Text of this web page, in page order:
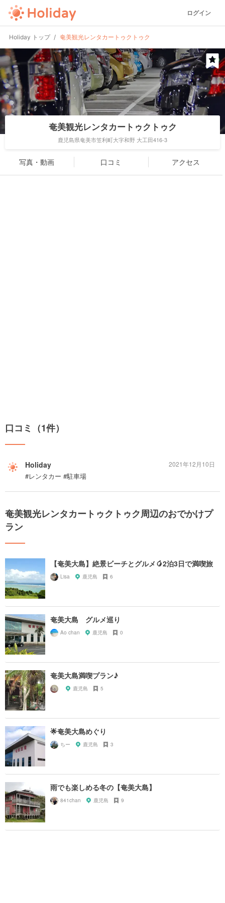
ログイン
Holiday トップ 奄美観光レンタカートゥクトゥク
奄美観光レンタカートゥクトゥク
鹿児島県奄美市笠利町大字和野 大工田416-3
写真・動画 口コミ アクセス
口コミ（1件）
Holiday
#レンタカー #駐車場
2021年12月10日
奄美観光レンタカートゥクトゥク周辺のおでかけプ
ラン
【奄美大島】絶景ビーチとグルメ🥭2泊3日で満喫旅
Lisa 鹿児島 6
奄美大島 グルメ巡り
Ao chan 鹿児島 0
奄美大島満喫プラン♪
鹿児島 5
🌟奄美大島めぐり
ちー 鹿児島 3
雨でも楽しめる冬の【奄美大島】
841chan 鹿児島 9